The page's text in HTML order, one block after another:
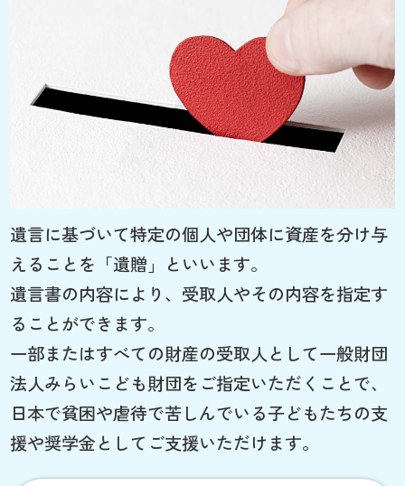
遺言に基づいて特定の個人や団体に資産を分け与
えることを「遺贈」といいます。
遺言書の内容により、受取人やその内容を指定す
ることができます。
一部またはすべての財産の受取人として一般財団
法人みらいこども財団をご指定いただくことで、
日本で貧困や虐待で苦しんでいる子どもたちの支
援や奨学金としてご支援いただけます。